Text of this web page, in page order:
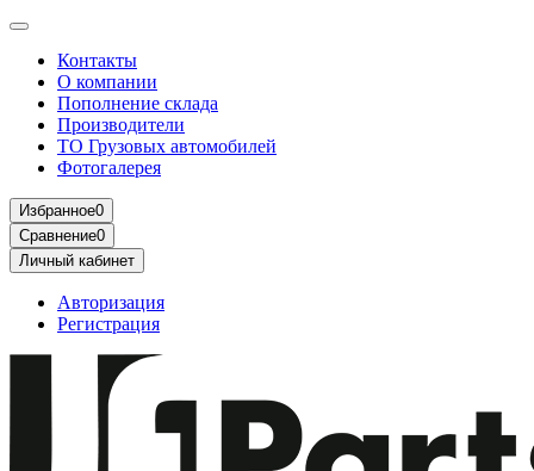
Контакты
О компании
Пополнение склада
Производители
ТО Грузовых автомобилей
Фотогалерея
Избранное0
Сравнение0
Личный кабинет
Авторизация
Регистрация